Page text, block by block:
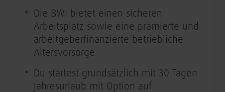
Die BWI bietet einen sicheren
Arbeitsplatz sowie eine prämierte und
arbeitgeberfinanzierte betriebliche
Altersvorsorge
Du startest grundsätzlich mit 30 Tagen
Jahresurlaub mit Option auf